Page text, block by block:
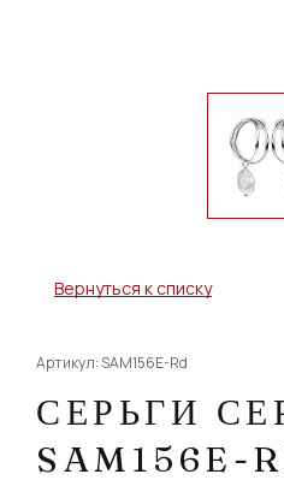
Вернуться к списку
Артикул: SAM156E-Rd
СЕРЬГИ
SAM156E-